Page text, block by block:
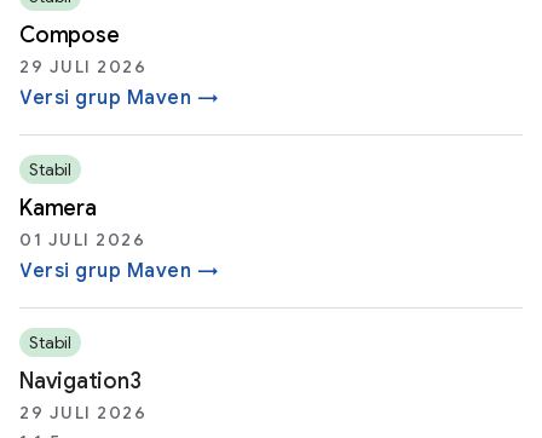
Compose
29 JULI 2026
Versi grup Maven →
Stabil
Kamera
01 JULI 2026
Versi grup Maven →
Stabil
Navigation3
29 JULI 2026